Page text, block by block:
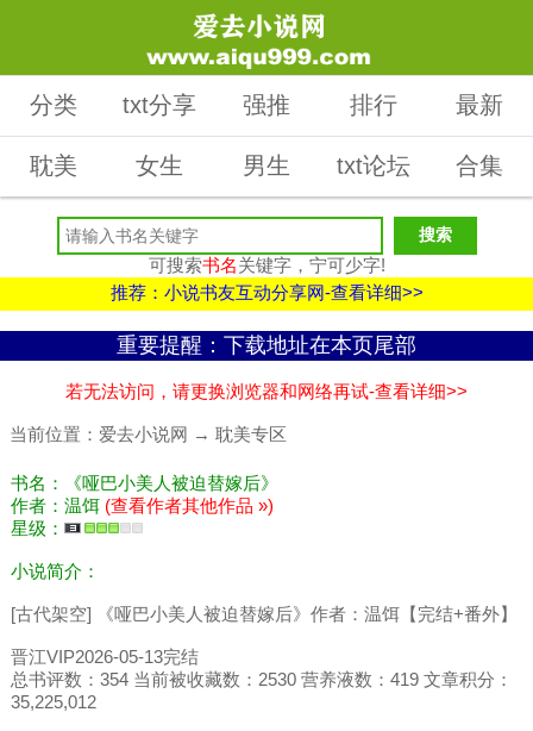
分类 txt分享 强推 排行 最新
耽美 女生 男生 txt论坛 合集
可搜索书名关键字，宁可少字!
推荐：小说书友互动分享网-查看详细>>
重要提醒：下载地址在本页尾部
若无法访问，请更换浏览器和网络再试-查看详细>>
当前位置： 爱去小说网 → 耽美专区
书名：《哑巴小美人被迫替嫁后》
作者：温饵 (查看作者其他作品 »)
星级：
小说简介：
[古代架空] 《哑巴小美人被迫替嫁后》作者：温饵【完结+番外】
晋江VIP2026-05-13完结
总书评数：354 当前被收藏数：2530 营养液数：419 文章积分：
35,225,012